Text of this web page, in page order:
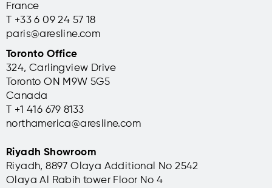
France
T +33 6 09 24 57 18
paris@aresline.com
Toronto Office
324, Carlingview Drive
Toronto ON M9W 5G5
Canada
T +1 416 679 8133
northamerica@aresline.com
Riyadh Showroom
Riyadh, 8897 Olaya Additional No 2542
Olaya Al Rabih tower Floor No 4